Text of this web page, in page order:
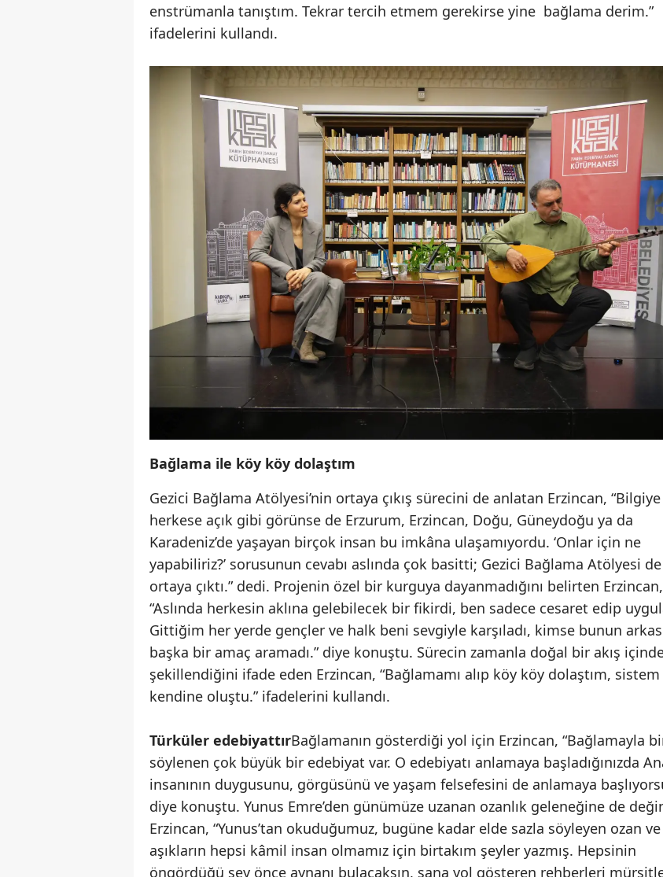
enstrümanla tanıştım. Tekrar tercih etmem gerekirse yine bağlama derim.”
ifadelerini kullandı.
Bağlama ile köy köy dolaştım
Gezici Bağlama Atölyesi’nin ortaya çıkış sürecini de anlatan Erzincan,
herkese açık gibi görünse de Erzurum, Erzincan, Doğu, Güneydoğu ya da
Karadeniz’de yaşayan birçok insan bu imkâna ulaşamıyordu. ‘Onlar için ne
yapabiliriz?’ sorusunun cevabı aslında çok basitti; Gezici Bağlama Atölyesi
ortaya çıktı.” dedi. Projenin özel bir kurguya dayanmadığını belirten Erzincan,
“Aslında herkesin aklına gelebilecek bir fikirdi, ben sadece cesaret edip
Gittiğim her yerde gençler ve halk beni sevgiyle karşıladı, kimse bunun
başka bir amaç aramadı.” diye konuştu. Sürecin zamanla doğal bir akış
şekillendiğini ifade eden Erzincan, “Bağlamamı alıp köy köy dolaştım,
kendine oluştu.” ifadelerini kullandı.
Türküler edebiyattırBağlamanın gösterdiği yol için Erzincan, “Bağlamayla
söylenen çok büyük bir edebiyat var. O edebiyatı anlamaya başladığınızda
insanının duygusunu, görgüsünü ve yaşam felsefesini de anlamaya
diye konuştu. Yunus Emre’den günümüze uzanan ozanlık geleneğine de
Erzincan, “Yunus’tan okuduğumuz, bugüne kadar elde sazla söyleyen ozan ve
aşıkların hepsi kâmil insan olmamız için birtakım şeyler yazmış. Hepsinin
öngördüğü şey önce aynanı bulacaksın, sana yol gösteren rehberleri